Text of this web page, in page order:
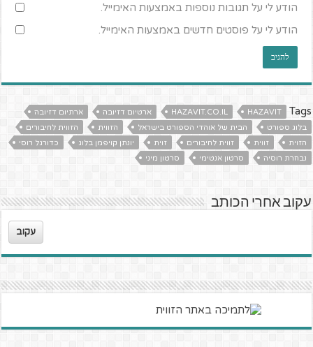
הודע לי על תגובות נוספות באמצעות האימייל.
הודע לי על פוסטים חדשים באמצעות האימייל.
Tags
HAZAVIT
HAZAVIT.CO.IL ארטיום דזיובה
ארתיום דזיובה
בלוג ספורט
הבית של אוהדי הספורט בישראל הזווית
הזווית לחיבורים
הזוית
זווית זווית לחיבורים זוית יונתן קויפמן בלוג
כדורגל רוסי
נבחרת רוסיה
סרטון אנטימי סרטון מיני
עקוב אחרי הכותב
עקוב